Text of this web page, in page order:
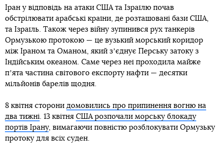
Іран у відповідь на атаки США та Ізраїлю почав
обстрілювати арабські країни, де розташовані бази США,
та Ізраїль. Також через війну зупинився рух танкерів
Ормузькою протокою — це вузький морський коридор
між Іраном та Оманом, який зʼєднує Перську затоку з
Індійським океаном. Саме через неї проходила майже
пʼята частина світового експорту нафти — десятки
мільйонів барелів щодня.
8 квітня сторони домовились про припинення вогню на
два тижні. 13 квітня США розпочали морську блокаду
портів Ірану, вимагаючи повністю розблокувати Ормузьку
протоку для всіх суден.